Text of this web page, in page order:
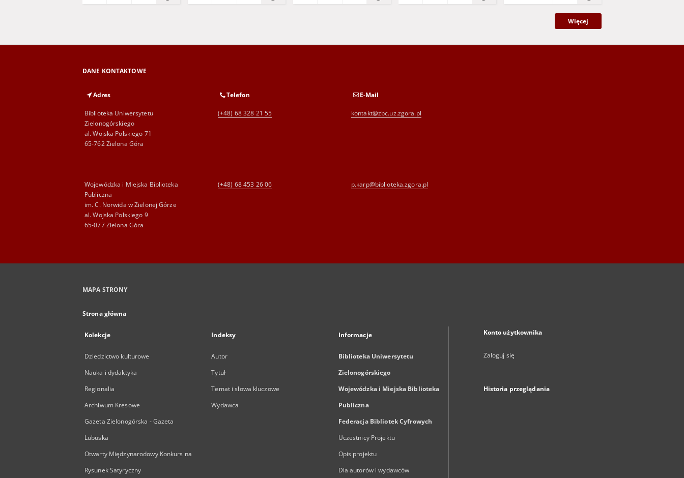
Więcej
DANE KONTAKTOWE
Adres
Biblioteka Uniwersytetu
Zielonogórskiego
al. Wojska Polskiego 71
65-762 Zielona Góra
Telefon
(+48) 68 328 21 55
E-Mail
kontakt@zbc.uz.zgora.pl
Wojewódzka i Miejska Biblioteka
Publiczna
im. C. Norwida w Zielonej Górze
al. Wojska Polskiego 9
65-077 Zielona Góra
(+48) 68 453 26 06 p.karp@biblioteka.zgora.pl
MAPA STRONY
Strona główna
Kolekcje
Dziedzictwo kulturowe
Nauka i dydaktyka
Regionalia
Archiwum Kresowe
Gazeta Zielonogórska - Gazeta
Lubuska
Otwarty Międzynarodowy Konkurs na
Rysunek Satyryczny
Indeksy
Autor
Tytuł
Temat i słowa kluczowe
Wydawca
Informacje
Biblioteka Uniwersytetu
Zielonogórskiego
Wojewódzka i Miejska Biblioteka
Publiczna
Federacja Bibliotek Cyfrowych
Uczestnicy Projektu
Opis projektu
Dla autorów i wydawców
Konto użytkownika
Zaloguj się
Historia przeglądania